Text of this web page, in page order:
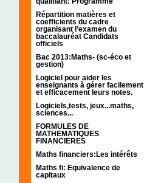
Répartition matières et
coefficients du cadre
organisant l’examen du
baccalauréat Candidats
officiels
Bac 2013:Maths- (sc-éco et
gestion)
Logiciel pour aider les
enseignants à gérer facilement
et efficacement leurs notes.
Logiciels,tests, jeux...maths,
sciences...
FORMULES DE
MATHEMATIQUES
FINANCIERES
Maths financiers:Les intérêts
Maths fi: Equivalence de
capitaux